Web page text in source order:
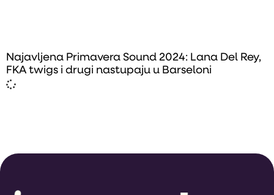
Najavljena Primavera Sound 2024: Lana Del Rey,
FKA twigs i drugi nastupaju u Barseloni